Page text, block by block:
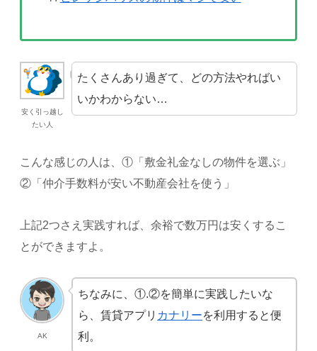
安く引っ越し
たい人
たくさんあり過ぎて、どの方法やればい
いかわからない…
こんな感じの人は、①「敷金礼金なしの物件を選ぶ」
②「仲介手数料が安い不動産会社を使う」
上記2つさえ実践すれば、余裕で数万円は安くするこ
とができますよ。
AK
ちなみに、①.②を簡単に実践したいな
ら、賃貸アプリ カナリーを利用すると便
利。